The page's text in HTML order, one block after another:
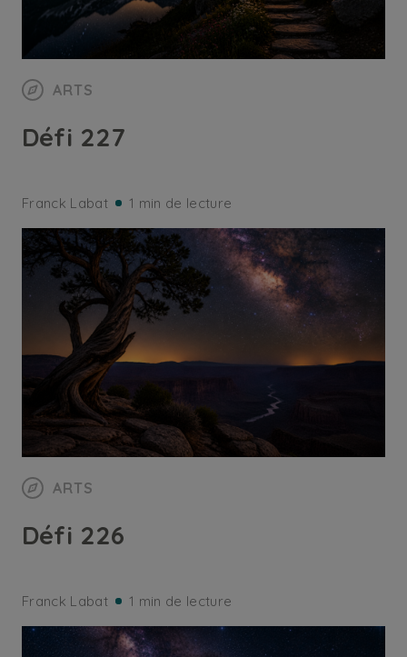
ARTS
Défi 227
Franck Labat 1 min de lecture
ARTS
Défi 226
Franck Labat 1 min de lecture